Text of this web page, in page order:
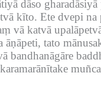
dāso
kīto. Ete dvepi na
vā katvā
tato
bandhanāgāre